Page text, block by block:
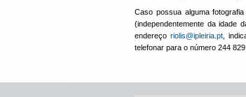
Caso possua alguma
(independentemente da idade
endereçoriolis@ipleiria.pt ,
telefonar para o número 244 829